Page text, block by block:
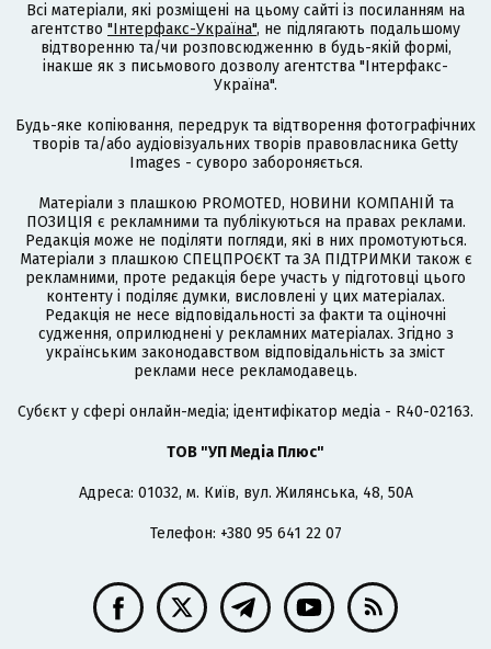
Всі матеріали, які розміщені на цьому сайті із посиланням на
агентство "Інтерфакс-Україна", не підлягають подальшому
відтворенню та/чи розповсюдженню в будь-якій формі,
інакше як з письмового дозволу агентства "Інтерфакс-
Україна".
Будь-яке копіювання, передрук та відтворення фотографічних
творів та/або аудіовізуальних творів правовласника Getty
Images - суворо забороняється.
Матеріали з плашкою PROMOTED, НОВИНИ КОМПАНІЙ та
ПОЗИЦІЯ є рекламними та публікуються на правах реклами.
Редакція може не поділяти погляди, які в них промотуються.
Матеріали з плашкою СПЕЦПРОЄКТ та ЗА ПІДТРИМКИ також є
рекламними, проте редакція бере участь у підготовці цього
контенту і поділяє думки, висловлені у цих матеріалах.
Редакція не несе відповідальності за факти та оціночні
судження, оприлюднені у рекламних матеріалах. Згідно з
українським законодавством відповідальність за зміст
реклами несе рекламодавець.
Cубєкт у сфері онлайн-медіа; ідентифікатор медіа - R40-02163.
ТОВ "УП Медіа Плюс"
Адреса: 01032, м. Київ, вул. Жилянська, 48, 50А
Телефон: +380 95 641 22 07